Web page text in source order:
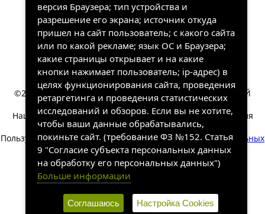
©2022-2026, «ХАНГАЛАССКИЙ УЛУСНЫЙ КРАЕВЕДЧЕСКИЙ
МУЗЕЙ». Все права защищены.
Наш сайт собирает информацию, которая необходима для
работы сайта.
Пользуясь сайтом вы соглашаетесь на обработку персональных
данных.
Разработка и техническая
поддержка сайта
версия Браузера; тип устройства и
разрешение его экрана; источник откуда
пришел на сайт пользователь; с какого сайта
или по какой рекламе; язык ОС и Браузера;
какие страницы открывает и на какие
кнопки нажимает пользователь; ip-адрес) в
целях функционирования сайта, проведения
ретаргетинга и проведения статистических
исследований и обзоров. Если вы не хотите,
чтобы ваши данные обрабатывались,
покиньте сайт. (требование ФЗ №152. Статья
9 "Согласие субъекта персональных данных
на обработку его персональных данных")
Больше информации
Соглашаюсь Настройка Cookies